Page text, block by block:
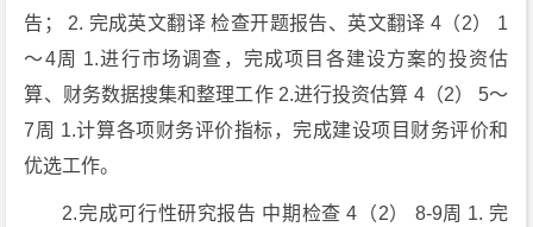
告； 2. 完成英文翻译 检查开题报告、英文翻译 4（2） 1
～4周 1.进行市场调查，完成项目各建设方案的投资估
算、财务数据搜集和整理工作 2.进行投资估算 4（2） 5～
7周 1.计算各项财务评价指标，完成建设项目财务评价和
优选工作。
2.完成可行性研究报告 中期检查 4（2） 8-9周 1. 完